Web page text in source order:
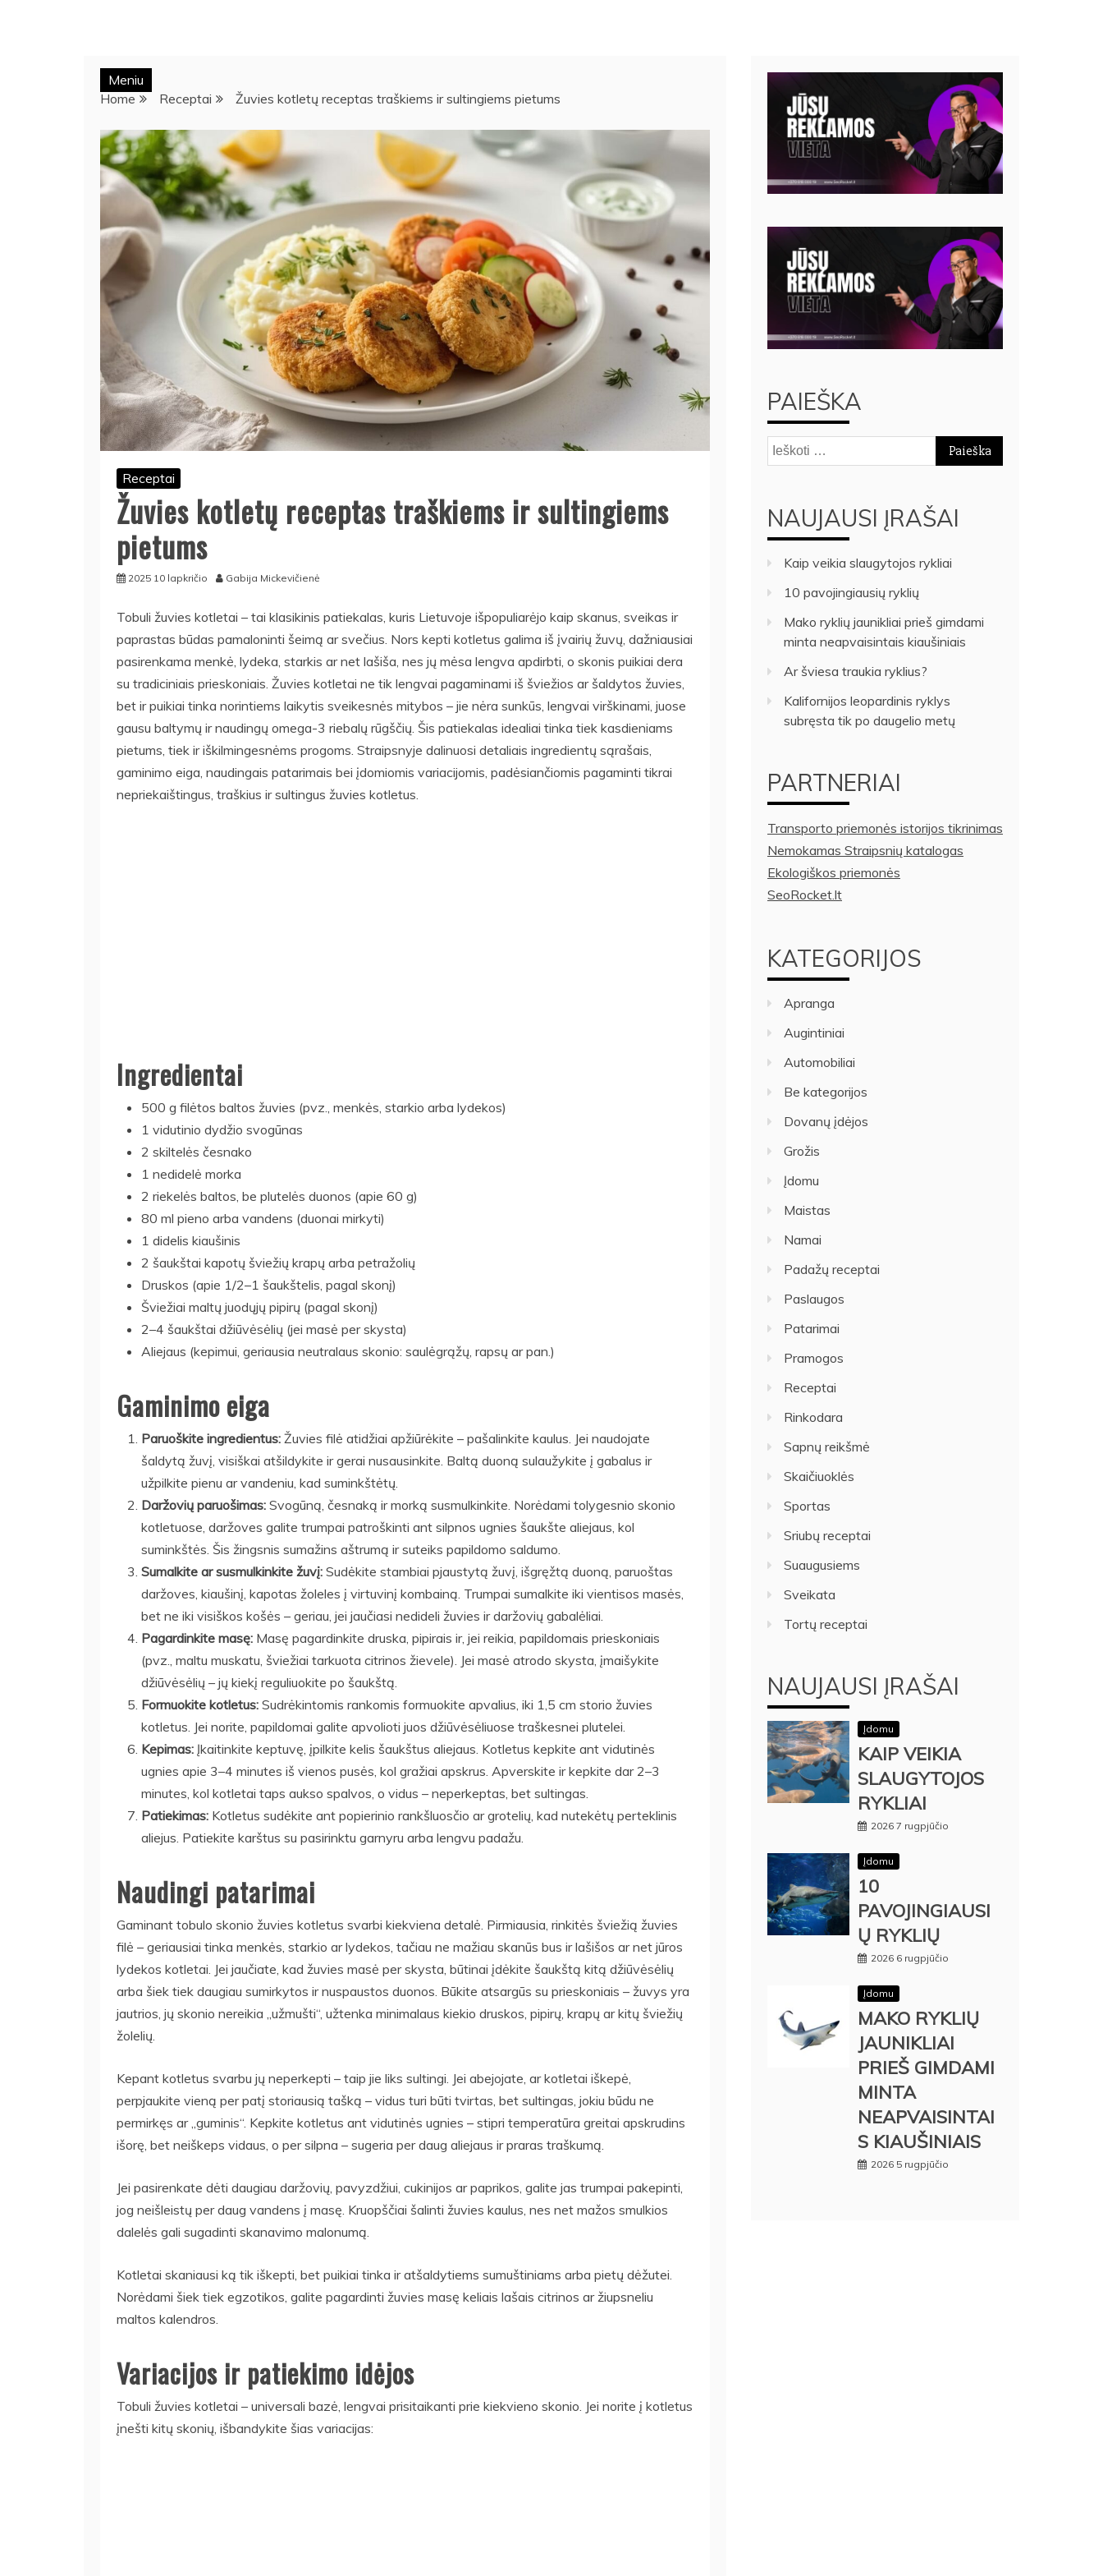
Meniu
Home
Receptai Žuvies kotletų receptas traškiems ir sultingiems pietums
Receptai
Žuvies kotletų receptas traškiems ir sultingiems
pietums
2025 10 lapkričio Gabija Mickevičienė
Tobuli žuvies kotletai – tai klasikinis patiekalas, kuris Lietuvoje išpopuliarėjo kaip skanus, sveikas ir
paprastas būdas pamaloninti šeimą ar svečius. Nors kepti kotletus galima iš įvairių žuvų, dažniausiai
pasirenkama menkė, lydeka, starkis ar net lašiša, nes jų mėsa lengva apdirbti, o skonis puikiai dera
su tradiciniais prieskoniais. Žuvies kotletai ne tik lengvai pagaminami iš šviežios ar šaldytos žuvies,
bet ir puikiai tinka norintiems laikytis sveikesnės mitybos – jie nėra sunkūs, lengvai virškinami, juose
gausu baltymų ir naudingų omega-3 riebalų rūgščių. Šis patiekalas idealiai tinka tiek kasdieniams
pietums, tiek ir iškilmingesnėms progoms. Straipsnyje dalinuosi detaliais ingredientų sąrašais,
gaminimo eiga, naudingais patarimais bei įdomiomis variacijomis, padėsiančiomis pagaminti tikrai
nepriekaištingus, traškius ir sultingus žuvies kotletus.
Ingredientai
500 g filėtos baltos žuvies (pvz., menkės, starkio arba lydekos)
1 vidutinio dydžio svogūnas
2 skiltelės česnako
1 nedidelė morka
2 riekelės baltos, be plutelės duonos (apie 60 g)
80 ml pieno arba vandens (duonai mirkyti)
1 didelis kiaušinis
2 šaukštai kapotų šviežių krapų arba petražolių
Druskos (apie 1/2–1 šaukštelis, pagal skonį)
Šviežiai maltų juodųjų pipirų (pagal skonį)
2–4 šaukštai džiūvėsėlių (jei masė per skysta)
Aliejaus (kepimui, geriausia neutralaus skonio: saulėgrąžų, rapsų ar pan.)
Gaminimo eiga
Paruoškite ingredientus: Žuvies filė atidžiai apžiūrėkite – pašalinkite kaulus. Jei naudojate
šaldytą žuvį, visiškai atšildykite ir gerai nusausinkite. Baltą duoną sulaužykite į gabalus ir
užpilkite pienu ar vandeniu, kad suminkštėtų.
Daržovių paruošimas: Svogūną, česnaką ir morką susmulkinkite. Norėdami tolygesnio skonio
kotletuose, daržoves galite trumpai patroškinti ant silpnos ugnies šaukšte aliejaus, kol
suminkštės. Šis žingsnis sumažins aštrumą ir suteiks papildomo saldumo.
Sumalkite ar susmulkinkite žuvį: Sudėkite stambiai pjaustytą žuvį, išgręžtą duoną, paruoštas
daržoves, kiaušinį, kapotas žoleles į virtuvinį kombainą. Trumpai sumalkite iki vientisos masės,
bet ne iki visiškos košės – geriau, jei jaučiasi nedideli žuvies ir daržovių gabalėliai.
Pagardinkite masę: Masę pagardinkite druska, pipirais ir, jei reikia, papildomais prieskoniais
(pvz., maltu muskatu, šviežiai tarkuota citrinos žievele). Jei masė atrodo skysta, įmaišykite
džiūvėsėlių – jų kiekį reguliuokite po šaukštą.
Formuokite kotletus: Sudrėkintomis rankomis formuokite apvalius, iki 1,5 cm storio žuvies
kotletus. Jei norite, papildomai galite apvolioti juos džiūvėsėliuose traškesnei plutelei.
Kepimas: Įkaitinkite keptuvę, įpilkite kelis šaukštus aliejaus. Kotletus kepkite ant vidutinės
ugnies apie 3–4 minutes iš vienos pusės, kol gražiai apskrus. Apverskite ir kepkite dar 2–3
minutes, kol kotletai taps aukso spalvos, o vidus – neperkeptas, bet sultingas.
Patiekimas: Kotletus sudėkite ant popierinio rankšluosčio ar grotelių, kad nutekėtų perteklinis
aliejus. Patiekite karštus su pasirinktu garnyru arba lengvu padažu.
Naudingi patarimai
Gaminant tobulo skonio žuvies kotletus svarbi kiekviena detalė. Pirmiausia, rinkitės šviežią žuvies
filė – geriausiai tinka menkės, starkio ar lydekos, tačiau ne mažiau skanūs bus ir lašišos ar net jūros
lydekos kotletai. Jei jaučiate, kad žuvies masė per skysta, būtinai įdėkite šaukštą kitą džiūvėsėlių
arba šiek tiek daugiau sumirkytos ir nuspaustos duonos. Būkite atsargūs su prieskoniais – žuvys yra
jautrios, jų skonio nereikia „užmušti“, užtenka minimalaus kiekio druskos, pipirų, krapų ar kitų šviežių
žolelių.
Kepant kotletus svarbu jų neperkepti – taip jie liks sultingi. Jei abejojate, ar kotletai iškepė,
perpjaukite vieną per patį storiausią tašką – vidus turi būti tvirtas, bet sultingas, jokiu būdu ne
permirkęs ar „guminis“. Kepkite kotletus ant vidutinės ugnies – stipri temperatūra greitai apskrudins
išorę, bet neiškeps vidaus, o per silpna – sugeria per daug aliejaus ir praras traškumą.
Jei pasirenkate dėti daugiau daržovių, pavyzdžiui, cukinijos ar paprikos, galite jas trumpai pakepinti,
jog neišleistų per daug vandens į masę. Kruopščiai šalinti žuvies kaulus, nes net mažos smulkios
dalelės gali sugadinti skanavimo malonumą.
Kotletai skaniausi ką tik iškepti, bet puikiai tinka ir atšaldytiems sumuštiniams arba pietų dėžutei.
Norėdami šiek tiek egzotikos, galite pagardinti žuvies masę keliais lašais citrinos ar žiupsneliu
maltos kalendros.
Variacijos ir patiekimo idėjos
Tobuli žuvies kotletai – universali bazė, lengvai prisitaikanti prie kiekvieno skonio. Jei norite į kotletus
įnešti kitų skonių, išbandykite šias variacijas:
PAIEŠKA
Ieškoti:
NAUJAUSI ĮRAŠAI
Kaip veikia slaugytojos rykliai
10 pavojingiausių ryklių
Mako ryklių jaunikliai prieš gimdami
minta neapvaisintais kiaušiniais
Ar šviesa traukia ryklius?
Kalifornijos leopardinis ryklys
subręsta tik po daugelio metų
PARTNERIAI
Transporto priemonės istorijos tikrinimas
Nemokamas Straipsnių katalogas
Ekologiškos priemonės
SeoRocket.lt
KATEGORIJOS
Apranga
Augintiniai
Automobiliai
Be kategorijos
Dovanų įdėjos
Grožis
Įdomu
Maistas
Namai
Padažų receptai
Paslaugos
Patarimai
Pramogos
Receptai
Rinkodara
Sapnų reikšmė
Skaičiuoklės
Sportas
Sriubų receptai
Suaugusiems
Sveikata
Tortų receptai
NAUJAUSI ĮRAŠAI
Įdomu
KAIP VEIKIA
SLAUGYTOJOS
RYKLIAI
2026 7 rugpjūčio
Įdomu
10
PAVOJINGIAUSI
Ų RYKLIŲ
2026 6 rugpjūčio
Įdomu
MAKO RYKLIŲ
JAUNIKLIAI
PRIEŠ GIMDAMI
MINTA
NEAPVAISINTAI
S KIAUŠINIAIS
2026 5 rugpjūčio